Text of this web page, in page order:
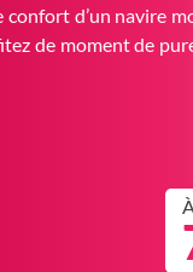
d’un navire
de moment de